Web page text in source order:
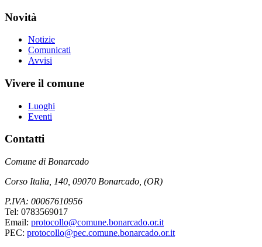
Novità
Notizie
Comunicati
Avvisi
Vivere il comune
Luoghi
Eventi
Contatti
Comune di Bonarcado
Corso Italia, 140, 09070 Bonarcado, (OR)
P.IVA: 00067610956
Tel: 0783569017
Email: protocollo@comune.bonarcado.or.it
PEC: protocollo@pec.comune.bonarcado.or.it